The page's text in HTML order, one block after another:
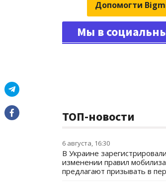
Допомогти
Мы в
ТОП-новости
6 августа, 16:30
В Украине
изменении правил
предлагают призывать в